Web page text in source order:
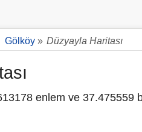
Gölköy » Düzyayla Haritası
enlem ve 37.475559